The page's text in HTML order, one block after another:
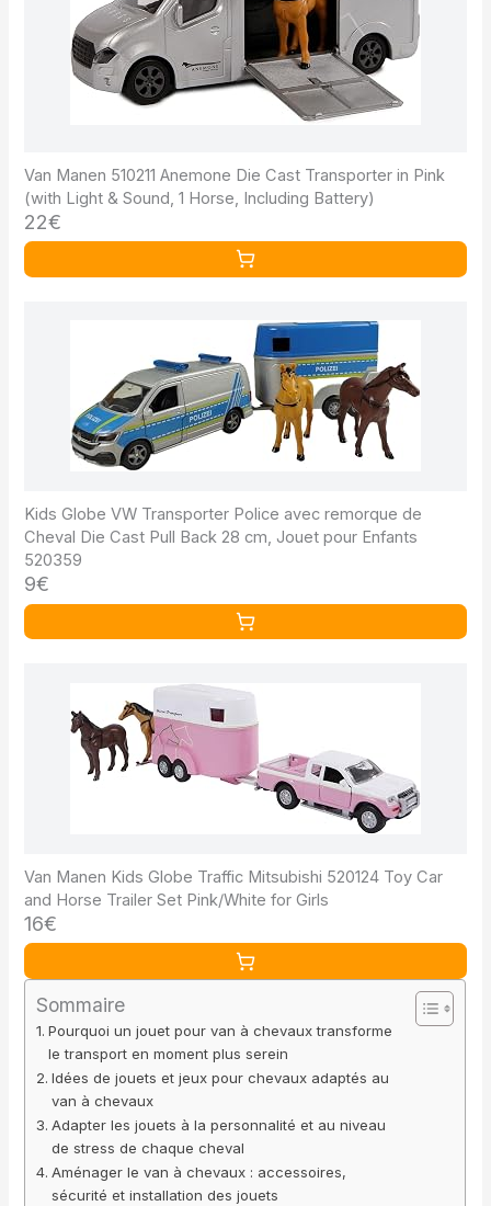
Van Manen 510211 Anemone Die Cast Transporter in Pink
(with Light & Sound, 1 Horse, Including Battery)
22€
Kids Globe VW Transporter Police avec remorque de
Cheval Die Cast Pull Back 28 cm, Jouet pour Enfants
520359
9€
Van Manen Kids Globe Traffic Mitsubishi 520124 Toy Car
and Horse Trailer Set Pink/White for Girls
16€
Sommaire
Pourquoi un jouet pour van à chevaux transforme
le transport en moment plus serein
Idées de jouets et jeux pour chevaux adaptés au
van à chevaux
Adapter les jouets à la personnalité et au niveau
de stress de chaque cheval
Aménager le van à chevaux : accessoires,
sécurité et installation des jouets